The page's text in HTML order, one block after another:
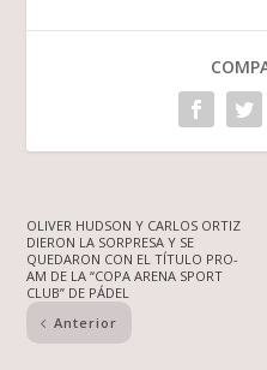
OLIVER HUDSON Y CARLOS ORTIZ
DIERON LA SORPRESA Y SE
QUEDARON CON EL TÍTULO PRO-
AM DE LA “COPA ARENA SPORT
CLUB” DE PÁDEL
Anterior